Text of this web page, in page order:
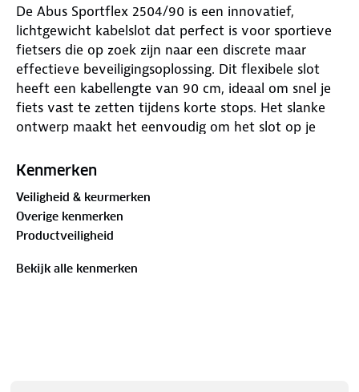
De Abus Sportflex 2504/90 is een innovatief,
lichtgewicht kabelslot dat perfect is voor sportieve
fietsers die op zoek zijn naar een discrete maar
effectieve beveiligingsoplossing. Dit flexibele slot
heeft een kabellengte van 90 cm, ideaal om snel je
fiets vast te zetten tijdens korte stops. Het slanke
ontwerp maakt het eenvoudig om het slot op je
zit.
Kenmerken
Veiligheid & keurmerken
Overige kenmerken
Productveiligheid
Bekijk alle kenmerken